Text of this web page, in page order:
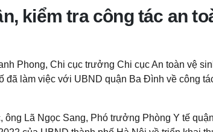
kiểm tra công tác an
Phong, Chi cục trưởng Chi cục An toàn vệ
đã làm việc với UBND quận Ba Đình về công
ông Lã Ngọc Sang, Phó trưởng Phòng Y tế